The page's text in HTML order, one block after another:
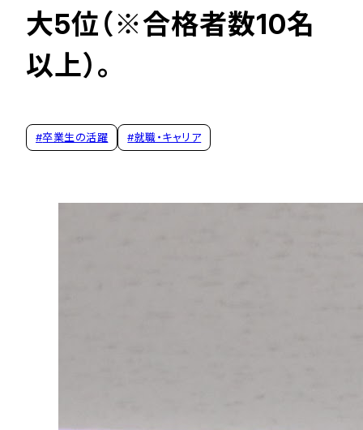
大5位（※合格者数10名
以上）。
#卒業生の活躍 #就職・キャリア